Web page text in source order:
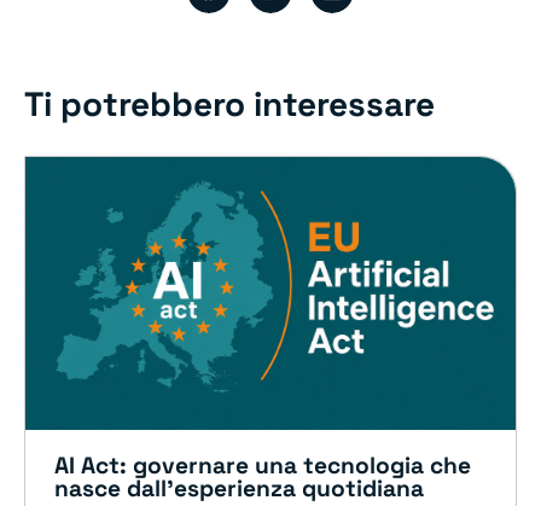
Ti potrebbero interessare
AI Act: governare una tecnologia che
nasce dall’esperienza quotidiana